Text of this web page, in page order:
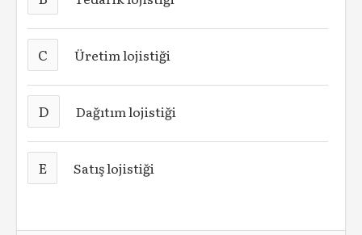
C Üretim lojistiği
D Dağıtım lojistiği
E Satış lojistiği